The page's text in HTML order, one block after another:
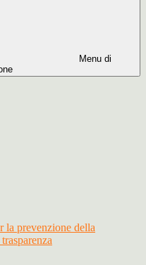
Menu di
la prevenzione della